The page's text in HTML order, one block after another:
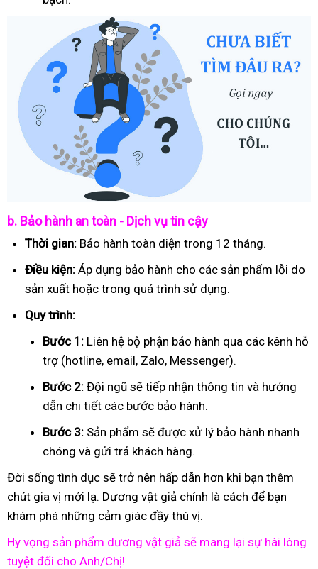
b. Bảo hành an toàn - Dịch vụ tin cậy
Thời gian: Bảo hành toàn diện trong 12 tháng.
Điều kiện: Áp dụng bảo hành cho các sản phẩm lỗi do
sản xuất hoặc trong quá trình sử dụng.
Quy trình:
Bước 1: Liên hệ bộ phận bảo hành qua các kênh hỗ
trợ (hotline, email, Zalo, Messenger).
Bước 2: Đội ngũ sẽ tiếp nhận thông tin và hướng
dẫn chi tiết các bước bảo hành.
Bước 3: Sản phẩm sẽ được xử lý bảo hành nhanh
chóng và gửi trả khách hàng.
Đời sống tình dục sẽ trở nên hấp dẫn hơn khi bạn thêm
chút gia vị mới lạ. Dương vật giả chính là cách để bạn
khám phá những cảm giác đầy thú vị.
Hy vọng sản phẩm dương vật giả sẽ mang lại sự hài lòng
tuyệt đối cho Anh/Chị!